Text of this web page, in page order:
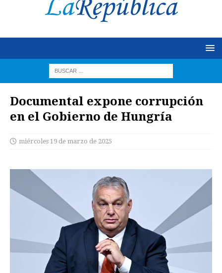
Documental expone corrupción
en el Gobierno de Hungría
miércoles 19 de marzo de 2025